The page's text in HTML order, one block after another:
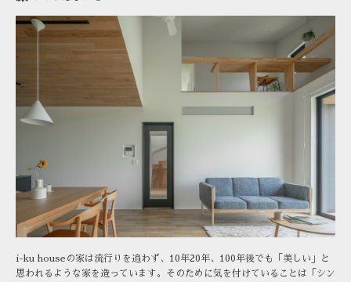
i-ku houseの家は流行りを追わず、10年20年、100年後でも「美しい」と
思われるような家を造っています。そのために気を付けていることは「シン